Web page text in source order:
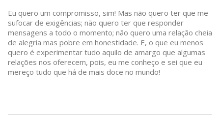
Eu quero um compromisso, sim! Mas não quero ter que me
sufocar de exigências; não quero ter que responder
mensagens a todo o momento; não quero uma relação cheia
de alegria mas pobre em honestidade. E, o que eu menos
quero é experimentar tudo aquilo de amargo que algumas
relações nos oferecem, pois, eu me conheço e sei que eu
mereço tudo que há de mais doce no mundo!